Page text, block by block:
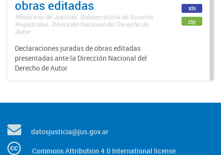
obras editadas
Ministerio de Justicia. Subsecretaría de Asuntos
Registrales. Dirección Nacional del Derecho de
Autor
Declaraciones juradas de obras editadas
presentadas ante la Dirección Nacional del
Derecho de Autor
xls
zip
datosjusticia@jus.gov.ar
Commons Attribution 4.0 International license